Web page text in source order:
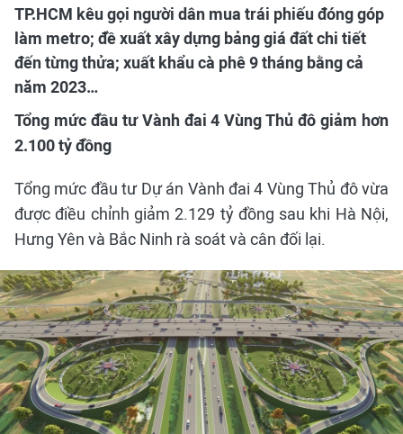
TP.HCM kêu gọi người dân mua trái phiếu đóng góp
làm metro; đề xuất xây dựng bảng giá đất chi tiết
đến từng thửa; xuất khẩu cà phê 9 tháng bằng cả
năm 2023…
Tổng mức đầu tư Vành đai 4 Vùng Thủ đô giảm hơn
2.100 tỷ đồng
Tổng mức đầu tư Dự án Vành đai 4 Vùng Thủ đô vừa
được điều chỉnh giảm 2.129 tỷ đồng sau khi Hà Nội,
Hưng Yên và Bắc Ninh rà soát và cân đối lại.